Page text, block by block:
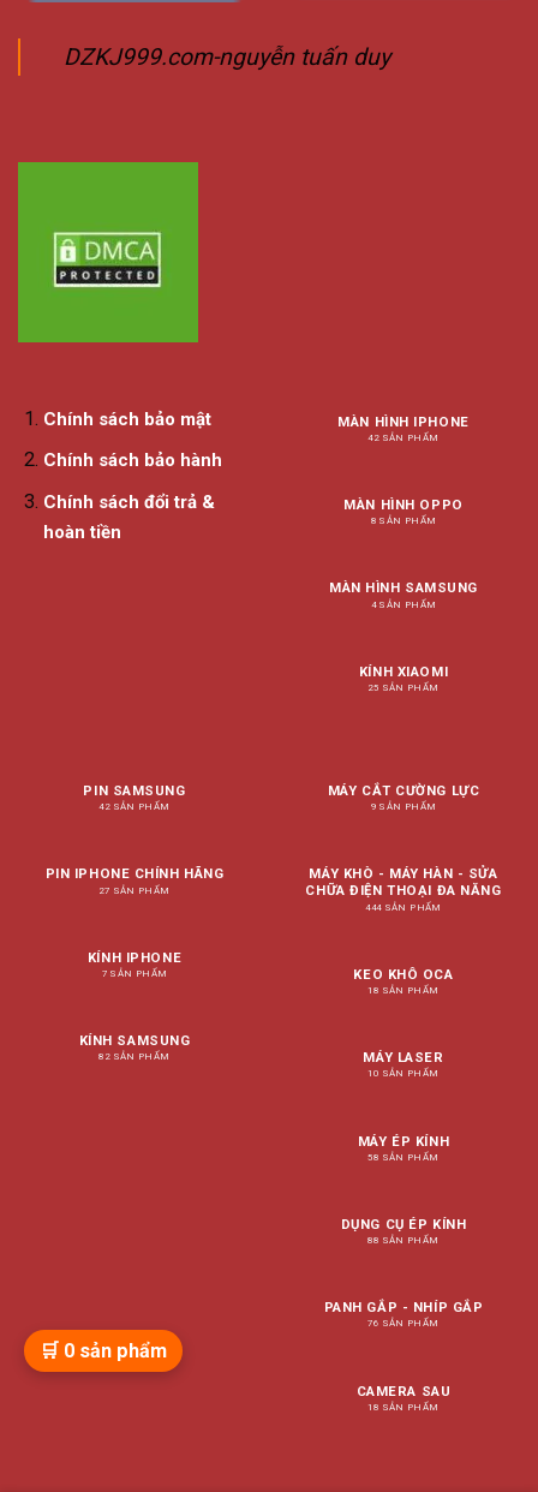
DZKJ999.com-nguyễn tuấn duy
Chính sách bảo mật
Chính sách bảo hành
Chính sách đổi trả &
hoàn tiền
MÀN HÌNH IPHONE
42 SẢN PHẨM
MÀN HÌNH OPPO
8 SẢN PHẨM
MÀN HÌNH SAMSUNG
4 SẢN PHẨM
KÍNH XIAOMI
25 SẢN PHẨM
PIN SAMSUNG
42 SẢN PHẨM
PIN IPHONE CHÍNH HÃNG
27 SẢN PHẨM
KÍNH IPHONE
7 SẢN PHẨM
KÍNH SAMSUNG
82 SẢN PHẨM
MÁY CẮT CƯỜNG LỰC
9 SẢN PHẨM
MÁY KHÒ - MÁY HÀN - SỬA
CHỮA ĐIỆN THOẠI ĐA NĂNG
444 SẢN PHẨM
KEO KHÔ OCA
18 SẢN PHẨM
MÁY LASER
10 SẢN PHẨM
MÁY ÉP KÍNH
58 SẢN PHẨM
DỤNG CỤ ÉP KÍNH
88 SẢN PHẨM
PANH GẮP - NHÍP GẮP
76 SẢN PHẨM
CAMERA SAU
18 SẢN PHẨM
🛒 0 sản phẩm